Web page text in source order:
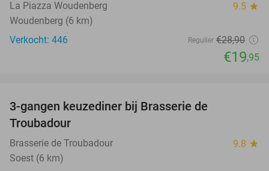
La Piazza Woudenberg 9.5 star
Woudenberg (6 km)
Verkocht: 446
Regulier €28,90
€19,95
3-gangen keuzediner bij Brasserie de
Troubadour
Brasserie de Troubadour 9.8 star
Soest (6 km)